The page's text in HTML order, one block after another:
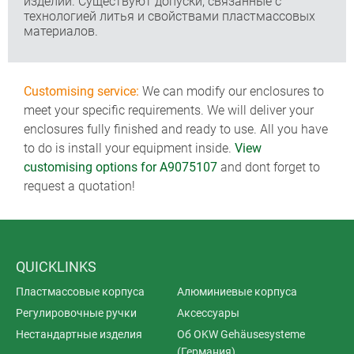
технологией литья и свойствами пластмассовых
материалов.
Customising service: We can modify our enclosures to
meet your specific requirements. We will deliver your
enclosures fully finished and ready to use. All you have
to do is install your equipment inside. View
customising options for A9075107 and dont forget to
request a quotation!
QUICKLINKS
Пластмассовые корпуса
Алюминиевые корпуса
Регулировочные ручки
Аксессуары
Нестандартные изделия
Об OKW Gehäusesysteme